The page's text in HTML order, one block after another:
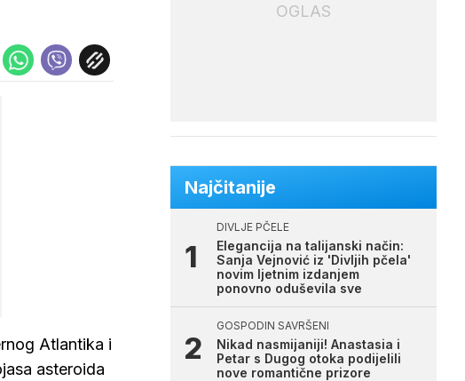
Atlantika i
asteroida
OGLAS
Najčitanije
DIVLJE PČELE
Elegancija na talijanski način:
Sanja Vejnović iz 'Divljih pčela'
novim ljetnim izdanjem
ponovno oduševila sve
GOSPODIN SAVRŠENI
Nikad nasmijaniji! Anastasia i
Petar s Dugog otoka podijelili
nove romantične prizore